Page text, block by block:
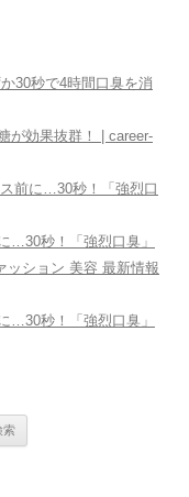
30秒で4時間口臭を消
が効果抜群！ | career-
前に…30秒！「強烈口
…30秒！「強烈口臭」
ッション 美容 最新情報
…30秒！「強烈口臭」